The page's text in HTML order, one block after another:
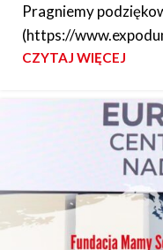
Pragniemy
(https://
CZYTAJ WIĘCEJ